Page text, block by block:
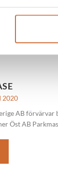
2020
AB
Öst AB